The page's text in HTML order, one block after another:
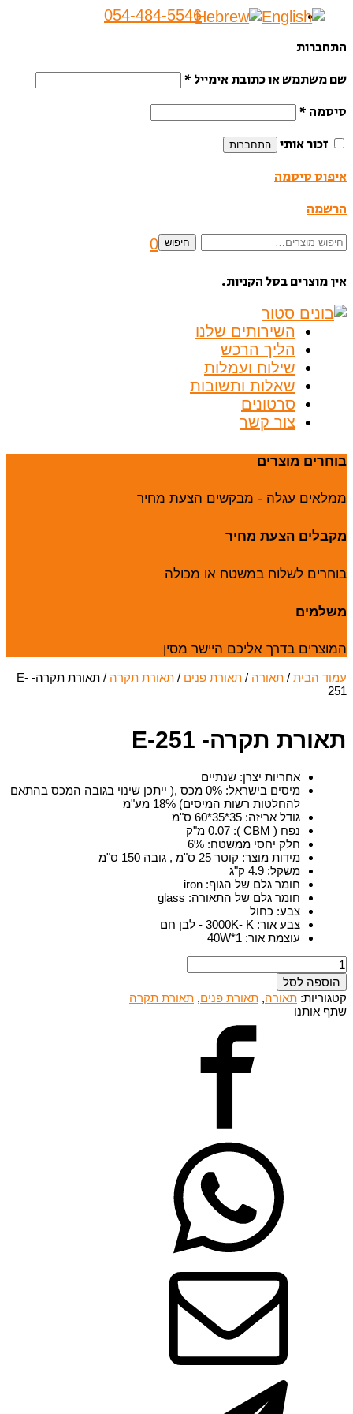
054-484-5546
התחברות
שם משתמש או כתובת אימייל *
סיסמה *
זכור אותי
התחברות
איפוס סיסמה
הרשמה
חיפוש
חיפוש 0
אין מוצרים בסל הקניות.
השירותים שלנו
הליך הרכש
שילוח ועמלות
שאלות ותשובות
סרטונים
צור קשר
בוחרים מוצרים
ממלאים עגלה - מבקשים הצעת מחיר
מקבלים הצעת מחיר
בוחרים לשלוח במשטח או מכולה
משלמים
המוצרים בדרך אליכם היישר מסין
עמוד הבית / תאורה / תאורת פנים / תאורת תקרה
/ תאורת תקרה- E-
251
תאורת תקרה- E-251
אחריות יצרן: שנתיים
מיסים בישראל:
0% מכס ,( ייתכן שינוי בגובה המכס בהתאם
להחלטות רשות המיסים) 18% מע"מ
גודל אריזה: 35*35*60 ס"מ
נפח ( CBM )
: 0.07 מ"ק
חלק יחסי ממשטח:
6%
מידות מוצר: קוטר 25 ס"מ , גובה 150 ס"מ
משקל: 4.9 ק"ג
חומר גלם של הגוף:
iron
חומר גלם של התאורה:
glass
צבע: כחול
צבע אור: 3000K- K - לבן חם
עוצמת אור:
1*40W
כמות
של
תאורת
תקרה-
E-
הוספה לסל
קטגוריות: תאורה, תאורת פנים, תאורת תקרה
שתף אותנו